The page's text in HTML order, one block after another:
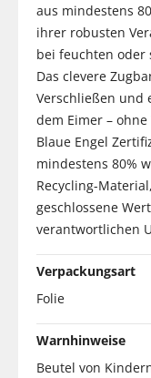
aus mindestens
ihrer robusten
bei feuchten oder
Das clevere
Verschließen und
dem Eimer –
Blaue Engel
mindestens 80%
Recycling-
geschlossene
verantwortlichen
Verpackungsart
Folie
Warnhinweise
Beutel von